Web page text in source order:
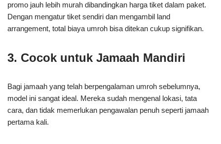
promo jauh lebih murah dibandingkan harga tiket dalam paket.
Dengan mengatur tiket sendiri dan mengambil land
arrangement, total biaya umroh bisa ditekan cukup signifikan.
3. Cocok untuk Jamaah Mandiri
Bagi jamaah yang telah berpengalaman umroh sebelumnya,
model ini sangat ideal. Mereka sudah mengenal lokasi, tata
cara, dan tidak memerlukan pengawalan penuh seperti jamaah
pertama kali.